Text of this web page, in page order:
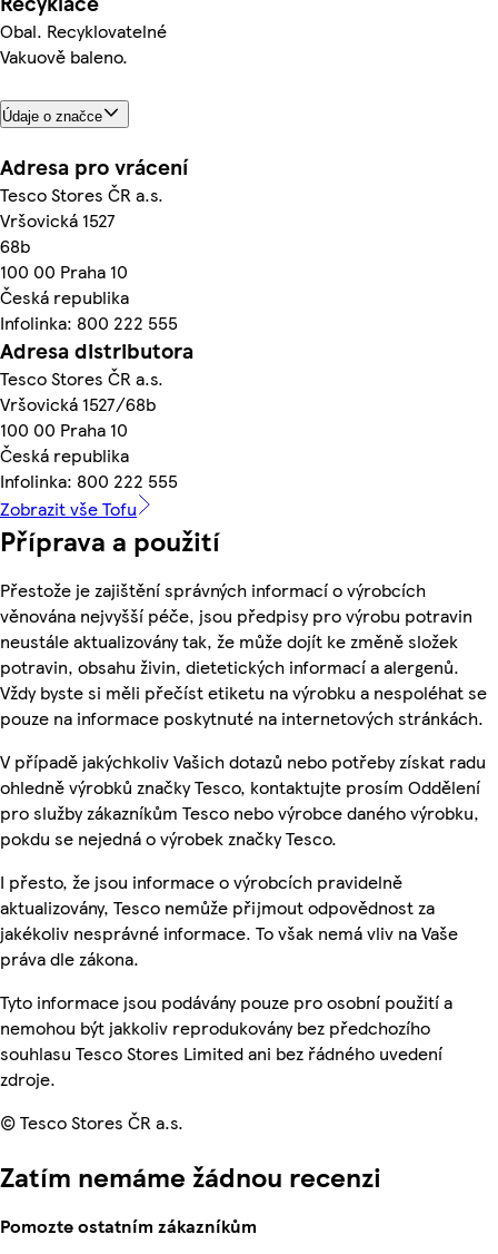
Obal. Recyklovatelné
Vakuově baleno.
Údaje o značce
Adresa pro vrácení
Tesco Stores ČR a.s.
Vršovická 1527
68b
100 00 Praha 10
Česká republika
Infolinka: 800 222 555
Adresa distributora
Tesco Stores ČR a.s.
Vršovická 1527/68b
100 00 Praha 10
Česká republika
Infolinka: 800 222 555
Zobrazit vše Tofu
Příprava a použití
Přestože je zajištění správných informací o výrobcích
věnována nejvyšší péče, jsou předpisy pro výrobu potravin
neustále aktualizovány tak, že může dojít ke změně složek
potravin, obsahu živin, dietetických informací a alergenů.
Vždy byste si měli přečíst etiketu na výrobku a nespoléhat se
pouze na informace poskytnuté na internetových stránkách.
V případě jakýchkoliv Vašich dotazů nebo potřeby získat radu
ohledně výrobků značky Tesco, kontaktujte prosím Oddělení
pro služby zákazníkům Tesco nebo výrobce daného výrobku,
pokdu se nejedná o výrobek značky Tesco.
I přesto, že jsou informace o výrobcích pravidelně
aktualizovány, Tesco nemůže přijmout odpovědnost za
jakékoliv nesprávné informace. To však nemá vliv na Vaše
práva dle zákona.
Tyto informace jsou podávány pouze pro osobní použití a
nemohou být jakkoliv reprodukovány bez předchozího
souhlasu Tesco Stores Limited ani bez řádného uvedení
zdroje.
© Tesco Stores ČR a.s.
Zatím nemáme žádnou recenzi
Pomozte ostatním zákazníkům